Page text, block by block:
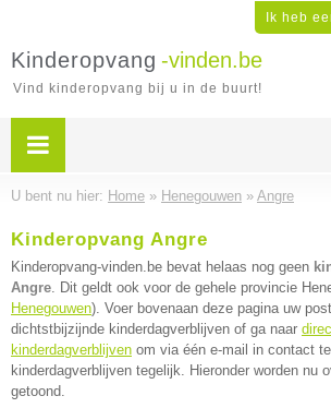
Ik heb
Kinderopvang -vinden.be
Vind kinderopvang bij u in de buurt!
U bent nu hier: Home » Henegouwen » Angre
Kinderopvang Angre
Kinderopvang-vinden.be bevat helaas nog geen
Angre. Dit geldt ook voor de gehele provincie
Henegouwen). Voer bovenaan deze pagina uw
dichtstbijzijnde kinderdagverblijven of ga naar
kinderdagverblijven om via één e-mail in contact
kinderdagverblijven tegelijk. Hieronder worden nu
getoond.